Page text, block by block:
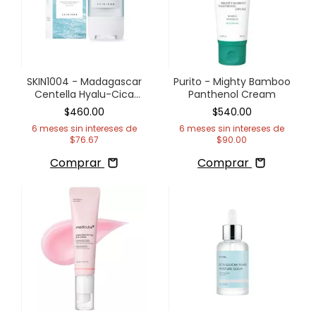
SKIN1004 - Madagascar
Centella Hyalu-Cica
Silky-Fit Sun Stick
$460.00
6 meses sin intereses de
$76.67
Comprar
Purito - Mighty Bamboo
Panthenol Cream
$540.00
6 meses sin intereses de
$90.00
Comprar